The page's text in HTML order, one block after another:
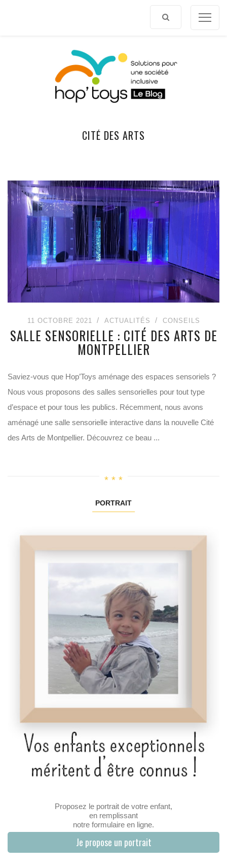
CITÉ DES ARTS
11 OCTOBRE 2021 ACTUALITÉS CONSEILS
SALLE SENSORIELLE : CITÉ DES ARTS DE
MONTPELLIER
Saviez-vous que Hop’Toys aménage des espaces sensoriels ?
Nous vous proposons des salles sensorielles pour tout type
d’espace et pour tous les publics. Récemment, nous avons
aménagé une salle sensorielle interactive dans la nouvelle Cité
des Arts de Montpellier. Découvrez ce beau ...
PORTRAIT
Proposez le portrait de votre enfant,
en remplissant
notre formulaire en ligne.
Je propose un portrait